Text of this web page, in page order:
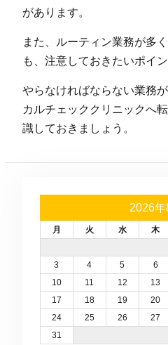
があります。
また、ルーティン業務が多
も、注意しておきたいポイン
やらなければならない業務
カルチェッククリニックへ
識しておきましょう。
2026年
月 火 水 木
3
4 5 6
10
11 12 13
17
18 19 20
24
25 26 27
31